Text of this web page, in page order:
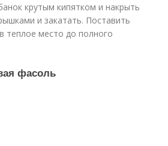
крутым кипятком и накрыть
и закатать. Поставить
теплое место до полного
фасоль